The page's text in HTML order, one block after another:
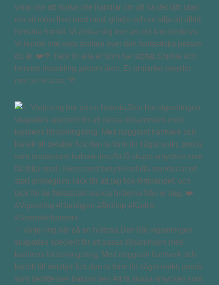
visar oss att styrka inte handlar om att ha det lätt, utan
om att möta livet med mod, glädje och en vilja att alltid
fortsätta framåt. Vi älskar dig mer än ord kan beskriva.
Vi kunde inte vara stoltare över den fantastiska person
du är. ❤️💚 Tack till alla er som har stöttat Sophie och
hennes insamling genom åren. Er omtanke betyder
mer än ni anar. 💚
✨ Varje ring bär på en historia.Den här vigselringen
skapades speciellt för att passa tillsammans med
kundens förlovningsring. Med noggrant hantverk och
kärlek till detaljer fick den ta form till något unikt, precis
som berättelsen bakom den.Att få skapa smycken som